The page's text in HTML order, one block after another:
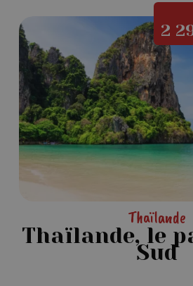
le
paradis
du
Sud
Thaïlande
2
Thaïlande, le
Sud